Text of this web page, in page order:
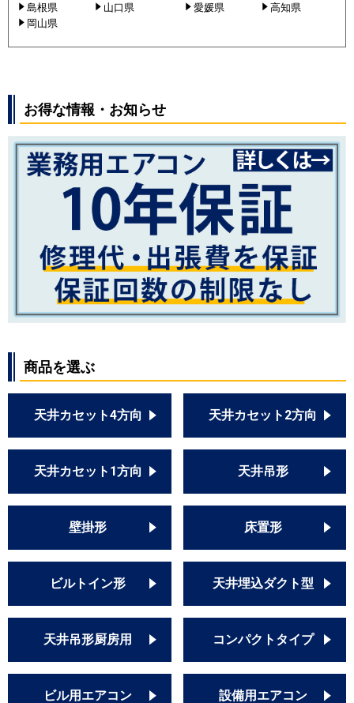
島根県
山口県
岡山県
愛媛県
高知県
お得な情報・お知らせ
商品を選ぶ
天井カセット4方向 天井カセット2方向
天井カセット1方向 天井吊形
壁掛形 床置形
ビルトイン形 天井埋込ダクト型
天井吊形厨房用 コンパクトタイプ
ビル用エアコン 設備用エアコン